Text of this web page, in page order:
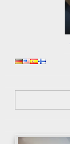
Поиск